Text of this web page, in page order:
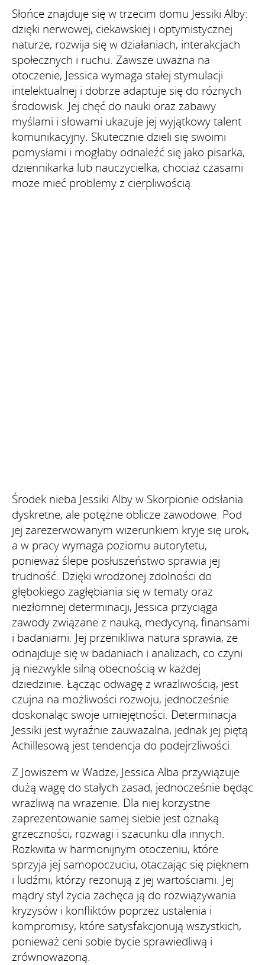
Słońce znajduje się w trzecim domu Jessiki Alby:
dzięki nerwowej, ciekawskiej i optymistycznej
naturze, rozwija się w działaniach, interakcjach
społecznych i ruchu. Zawsze uważna na
otoczenie, Jessica wymaga stałej stymulacji
intelektualnej i dobrze adaptuje się do różnych
środowisk. Jej chęć do nauki oraz zabawy
myślami i słowami ukazuje jej wyjątkowy talent
komunikacyjny. Skutecznie dzieli się swoimi
pomysłami i mogłaby odnaleźć się jako pisarka,
dziennikarka lub nauczycielka, chociaż czasami
może mieć problemy z cierpliwością.
Środek nieba Jessiki Alby w Skorpionie odsłania
dyskretne, ale potężne oblicze zawodowe. Pod
jej zarezerwowanym wizerunkiem kryje się urok,
a w pracy wymaga poziomu autorytetu,
ponieważ ślepe posłuszeństwo sprawia jej
trudność. Dzięki wrodzonej zdolności do
głębokiego zagłębiania się w tematy oraz
niezłomnej determinacji, Jessica przyciąga
zawody związane z nauką, medycyną, finansami
i badaniami. Jej przenikliwa natura sprawia, że
odnajduje się w badaniach i analizach, co czyni
ją niezwykle silną obecnością w każdej
dziedzinie. Łącząc odwagę z wrażliwością, jest
czujna na możliwości rozwoju, jednocześnie
doskonaląc swoje umiejętności. Determinacja
Jessiki jest wyraźnie zauważalna, jednak jej piętą
Achillesową jest tendencja do podejrzliwości.
Z Jowiszem w Wadze, Jessica Alba przywiązuje
dużą wagę do stałych zasad, jednocześnie będąc
wrażliwą na wrażenie. Dla niej korzystne
zaprezentowanie samej siebie jest oznaką
grzeczności, rozwagi i szacunku dla innych.
Rozkwita w harmonijnym otoczeniu, które
sprzyja jej samopoczuciu, otaczając się pięknem
i ludźmi, którzy rezonują z jej wartościami. Jej
mądry styl życia zachęca ją do rozwiązywania
kryzysów i konfliktów poprzez ustalenia i
kompromisy, które satysfakcjonują wszystkich,
ponieważ ceni sobie bycie sprawiedliwą i
zrównoważoną.